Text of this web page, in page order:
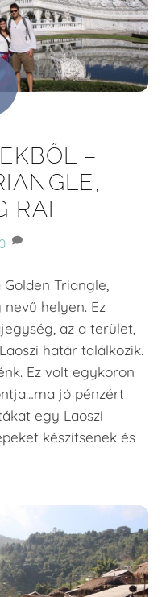
–
RAI
0
Triangle,
helyen. Ez
az a terület,
határ találkozik.
Ez volt egykoron
jó pénzért
egy Laoszi
készítsenek és